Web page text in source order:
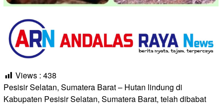
Views : 438
Pesisir Selatan, Sumatera Barat – Hutan lindung di
Kabupaten Pesisir Selatan, Sumatera Barat, telah dibabat